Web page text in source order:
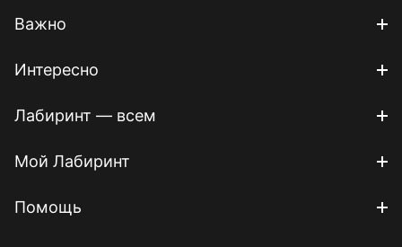
Важно
Интересно
Лабиринт — всем
Мой Лабиринт
Помощь